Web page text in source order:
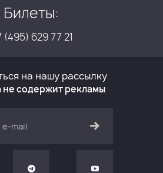
Билеты:
(495) 629 77 21
на нашу рассылку
не содержит рекламы